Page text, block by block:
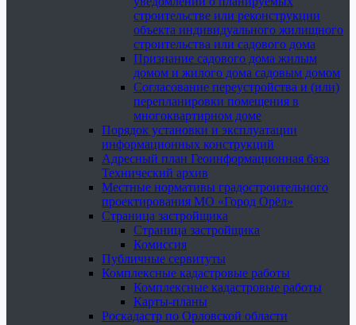
строительстве или реконструкции
объекта индивидуального жилищного
строительства или садового дома
Признание садового дома жилым
домом и жилого дома садовым домом
Согласование переустройства и (или)
перепланировки помещения в
многоквартирном доме
Порядок установки и эксплуатации
информационных конструкций
Адресный план Геоинформационная база
Технический архив
Местные нормативы градостроительного
проектирования МО «Город Орёл»
Страница застройщика
Страница застройщика
Комиссия
Публичные сервитуты
Комплексные кадастровые работы
Комплексные кадастровые работы
Карты-планы
Роскадастр по Орловской области